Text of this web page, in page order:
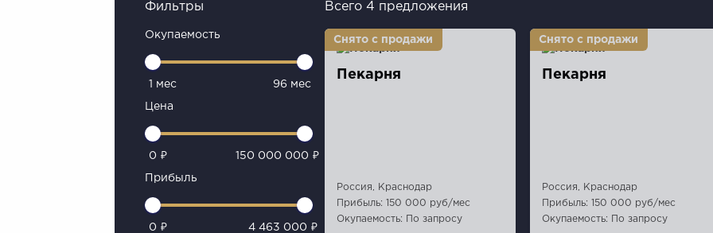
Фильтры
Окупаемость
1 мес 96 мес
Цена
0 ₽ 150 000 000 ₽
Прибыль
0 ₽ 4 463 000 ₽
Всего 4 предложения
Пекарня
Россия, Краснодар
Прибыль: 150 000 руб/мес
Окупаемость: По запросу
Пекарня
Россия, Краснодар
Прибыль: 150 000 руб/мес
Окупаемость: По запросу